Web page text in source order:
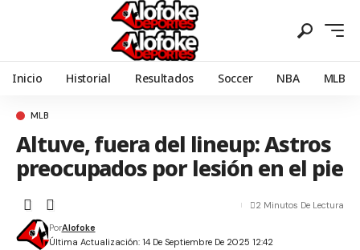
Inicio Historial Resultados Soccer NBA MLB
MLB
Altuve, fuera del lineup: Astros
preocupados por lesión en el pie
Última Actualización: 14 De Septiembre De 2025 12:42
PorAlofoke
2 Minutos De Lectura